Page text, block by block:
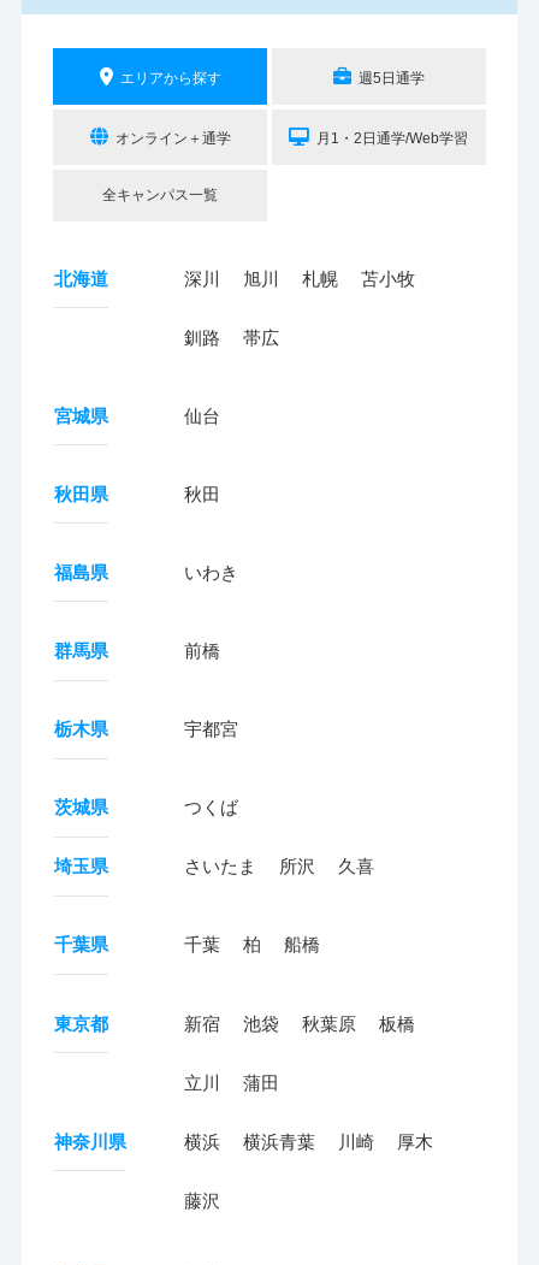
エリアから探す 週5日通学
オンライン＋通学 月1・2日通学/Web学習
全キャンパス一覧
北海道 深川 旭川 札幌 苫小牧
釧路 帯広
宮城県 仙台
秋田県 秋田
福島県 いわき
群馬県 前橋
栃木県 宇都宮
茨城県 つくば
埼玉県 さいたま 所沢 久喜
千葉県 千葉 柏 船橋
東京都 新宿 池袋 秋葉原 板橋
立川 蒲田
神奈川県 横浜 横浜青葉 川崎 厚木
藤沢